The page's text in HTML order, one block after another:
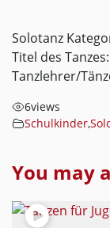
Solotanz
Titel des
Tanzlehrer/
6views
Schulkinder,
You may